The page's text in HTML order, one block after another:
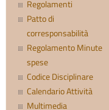
Regolamenti
Patto di
corresponsabilità
Regolamento Minute
spese
Codice Disciplinare
Calendario Attività
Multimedia